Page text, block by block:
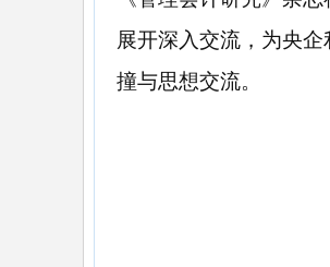
展开深入交流，为央
撞与思想交流。